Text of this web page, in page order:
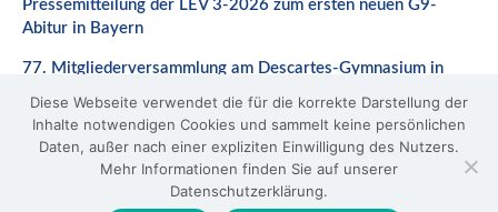
Pressemitteilung der LEV 3-2026 zum ersten neuen G9-
Abitur in Bayern
77. Mitgliederversammlung am Descartes-Gymnasium in
Stellungnahme zum Gesetzentwurf zur Änderung des
BaySchO
Diese Webseite verwendet die für die korrekte Darstellung der
Inhalte notwendigen Cookies und sammelt keine persönlichen
Daten, außer nach einer expliziten Einwilligung des Nutzers.
Mehr Informationen finden Sie auf unserer
Datenschutzerklärung.